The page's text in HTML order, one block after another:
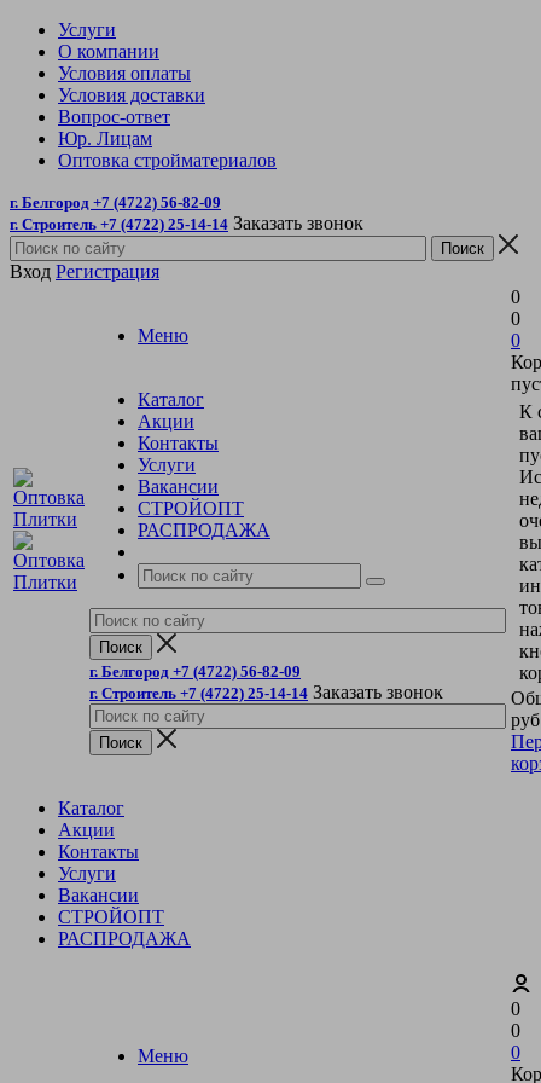
Услуги
О компании
Условия оплаты
Условия доставки
Вопрос-ответ
Юр. Лицам
Оптовка стройматериалов
г. Белгород +7 (4722) 56-82-09
г. Строитель +7 (4722) 25-14-14 Заказать звонок
Вход Регистрация
Меню
Каталог
Акции
Контакты
Услуги
Вакансии
СТРОЙОПТ
РАСПРОДАЖА
г. Белгород +7 (4722) 56-82-09
г. Строитель +7 (4722) 25-14-14 Заказать звонок
0
0
0
К
Каталог
Акции
Контакты
Услуги
Вакансии
СТРОЙОПТ
РАСПРОДАЖА
Меню
0
0
0